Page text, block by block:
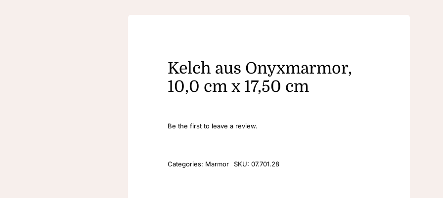
Kelch aus Onyxmarmor,
10,0 cm x 17,50 cm
Be the first to leave a review.
Categories: Marmor SKU: 07.701.28